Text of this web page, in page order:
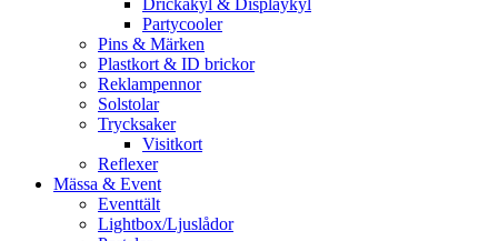
Drickakyl & Displaykyl
Partycooler
Pins & Märken
Plastkort & ID brickor
Reklampennor
Solstolar
Trycksaker
Visitkort
Reflexer
Mässa & Event
Eventtält
Lightbox/Ljuslådor